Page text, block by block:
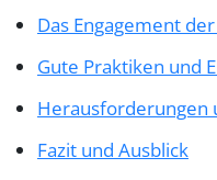
Das Engagement
Gute Praktiken und
Herausforderungen
Fazit und Ausblick